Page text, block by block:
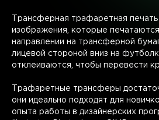
Трансферная трафаретная
изображения, которые
направлении на трансферной
лицевой стороной вниз на
отклеиваются, чтобы перевести
Трафаретные трансферы
они идеально подходят для
опыта работы в дизайнерских